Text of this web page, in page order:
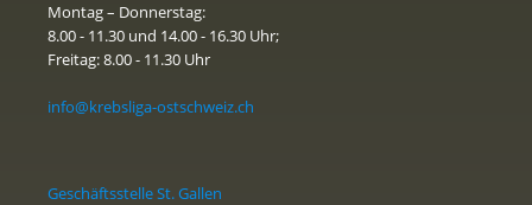
Montag – Donnerstag:
8.00 - 11.30 und 14.00 - 16.30 Uhr;
Freitag: 8.00 - 11.30 Uhr
info@krebsliga-ostschweiz.ch
Geschäftsstelle St. Gallen